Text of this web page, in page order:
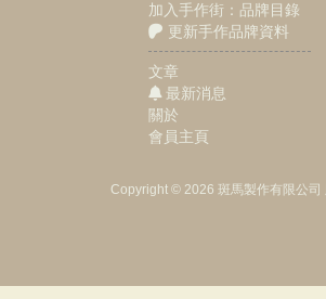
加入手作街：品牌目錄
更新手作品牌資料
文章
最新消息
關於
會員主頁
Copyright © 2026 斑馬製作有限公司